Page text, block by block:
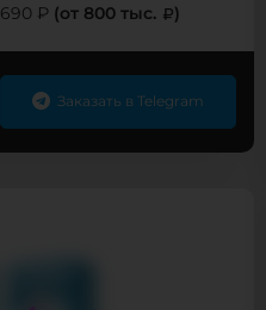
690 ₽ (от 800 тыс. )
Заказать в Telegram